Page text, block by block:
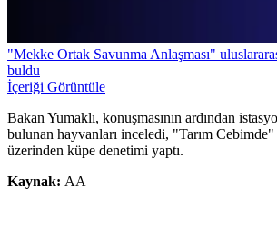
"Mekke Ortak Savunma Anlaşması"
buldu
İçeriği Görüntüle
Bakan Yumaklı, konuşmasının ardından
bulunan hayvanları inceledi, "Tarım Cebimde"
üzerinden küpe denetimi yaptı.
Kaynak: AA